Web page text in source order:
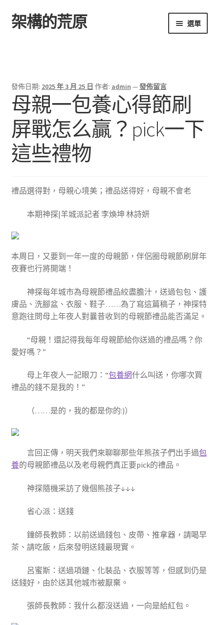
跳
至
跳
至
架構的荒原 選單
發佈日期: 2025 年 3 月 25 日 作者: admin —發佈留言
母親一包養心得節刷
屏戰怎么贏？pick一下
這些禮物
禮品選得對，母親心境美；禮品送得好，母親不會老
本期神探|羊城派記者 李煥坤 林詩妍
本周日，又要到一年一度的母親節，伴侶圈母親節刷屏年
夜賽也行將開端！
神探每年城市為母親節禮品絞盡膽汁，送過包包、護
膚品、洗腳盆、衣服、鞋子……為了寫這篇稿子，神探特
意跑往問母上年夜人對曩昔收到的母親節禮品能否滿足。
“母親！還記得我每年母親節給你送過的禮品嗎？你
愛好嗎？”
母上年夜人一記眼刀：“包養網什么叫送，你哪次買
禮品的錢不是我的！”
（……是的，我的都是你的:)）
言回正傳，明天我們來聊聊那些年熊孩子們出手過包
養的母親節禮品以及老母親們真正要pick的禮品。
神探隨機采訪了幾個熊孩子↓↓↓
省心派：送錢
鐘師長教師：以前送過錢包、皮帶、推拿器，請喝早
茶、請吃飯，后來發明送錢最現實。
呂蜜斯：送過項鏈、化裝品、衣服等等，但感到仍是
送錢好，由於送其他城市被厭棄。
張師長教師：我什么都沒送過，一向是給紅包。